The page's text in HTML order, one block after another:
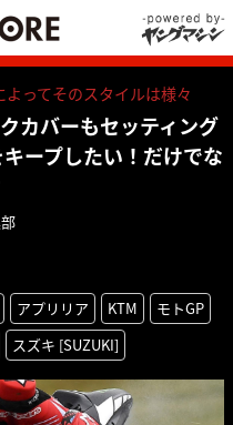
ってそのスタイルは様々
カバーもセッティング
ープしたい！だけでな
アプリリア KTM
モトGP
スズキ [SUZUKI]